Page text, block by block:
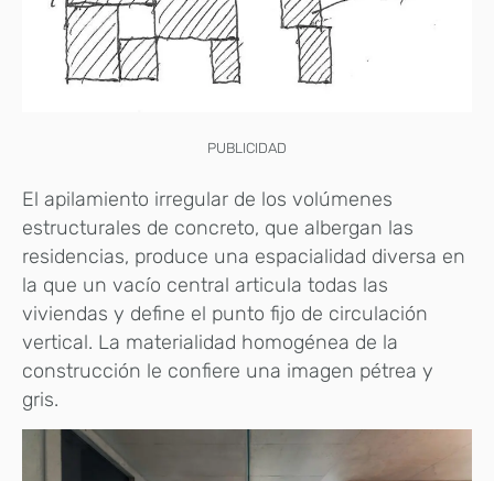
PUBLICIDAD
El apilamiento irregular de los volúmenes
estructurales de concreto, que albergan las
residencias, produce una espacialidad diversa en
la que un vacío central articula todas las
viviendas y define el punto fijo de circulación
vertical. La materialidad homogénea de la
construcción le confiere una imagen pétrea y
gris.